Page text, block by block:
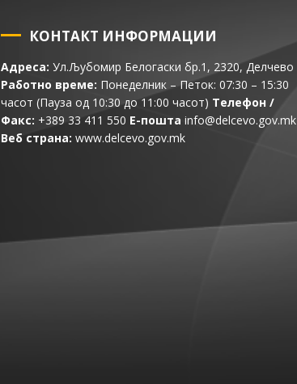
КОНТАКТ ИНФОРМАЦИИ
Адреса: Ул.Љубомир Белогаски бр.1, 2320, Делчево
Работно време: Понеделник – Петок: 07:30 – 15:30
часот (Пауза од 10:30 до 11:00 часот) Телефон /
Факс: +389 33 411 550 Е-пошта info@delcevo.gov.mk
Веб страна: www.delcevo.gov.mk